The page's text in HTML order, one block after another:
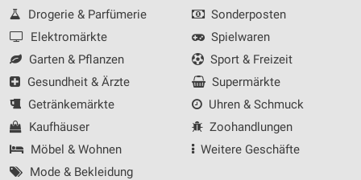
Drogerie & Parfümerie
Elektromärkte
Garten & Pflanzen
Gesundheit & Ärzte
Getränkemärkte
Kaufhäuser
Möbel & Wohnen
Mode & Bekleidung
Sonderposten
Spielwaren
Sport & Freizeit
Supermärkte
Uhren & Schmuck
Zoohandlungen
Weitere Geschäfte